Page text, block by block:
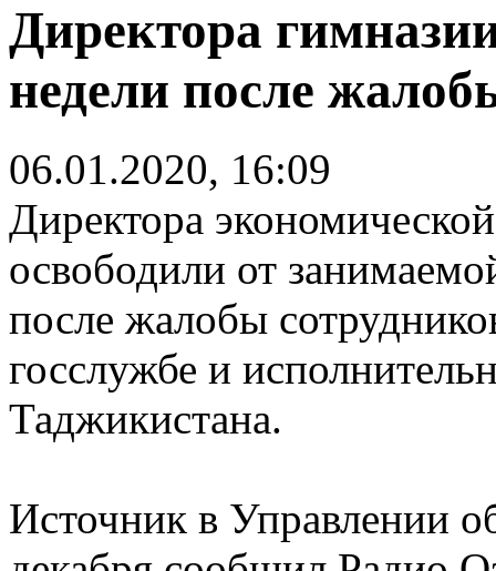
Директора
недели после
06.01.2020, 16:09
Директора
освободили от
после жалобы
госслужбе и
Таджикистана.
Источник в Управлении